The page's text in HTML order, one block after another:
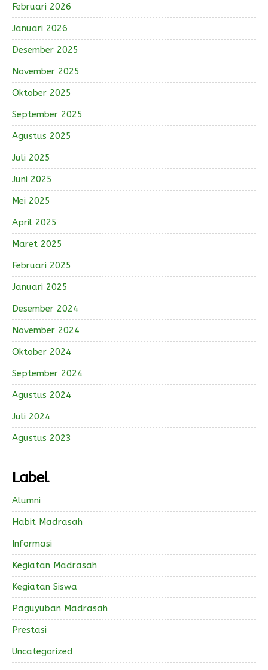
Februari 2026
Januari 2026
Desember 2025
November 2025
Oktober 2025
September 2025
Agustus 2025
Juli 2025
Juni 2025
Mei 2025
April 2025
Maret 2025
Februari 2025
Januari 2025
Desember 2024
November 2024
Oktober 2024
September 2024
Agustus 2024
Juli 2024
Agustus 2023
Label
Alumni
Habit Madrasah
Informasi
Kegiatan Madrasah
Kegiatan Siswa
Paguyuban Madrasah
Prestasi
Uncategorized